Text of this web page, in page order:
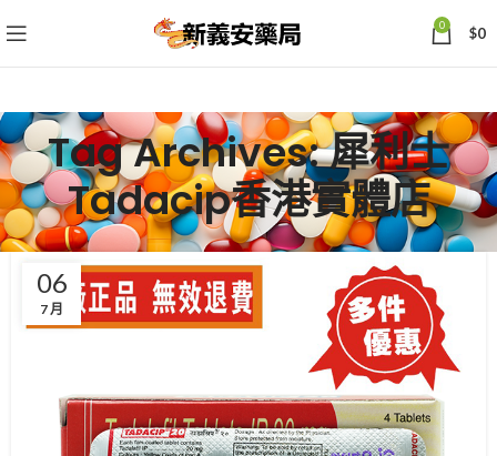
0 $0
Tag Archives: 犀利士
Tadacip香港實體店
06
7 月